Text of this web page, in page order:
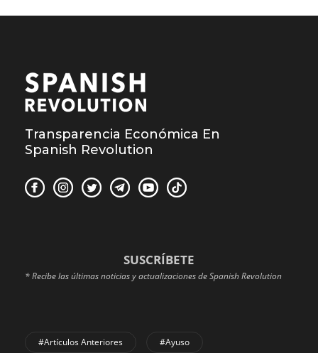
Transparencia Económica En
Spanish Revolution
SUSCRÍBETE
* Recibe las últimas noticias y actualizaciones de Spanish Revolution
#Artículos Anteriores #Ayuso